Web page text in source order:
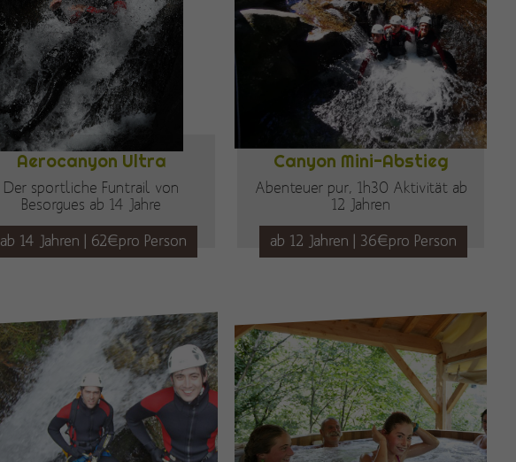
Aerocanyon Ultra
Der sportliche Funtrail von
Besorgues ab 14 Jahre
ab 14 Jahren | 62€pro Person
Canyon Mini-Abstieg
Abenteuer pur, 1h30 Aktivität ab
12 Jahren
ab 12 Jahren | 36€pro Person